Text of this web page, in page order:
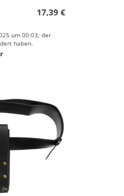
17,39 €
um 00:03; der
haben.